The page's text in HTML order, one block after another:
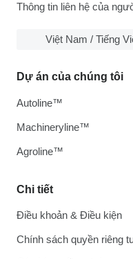
Thông tin liên hệ của
Việt Nam / Tiếng
Chi tiết
Điều khoản & Điều kiện
Chính sách quyền riêng
Dự án của chúng tôi
Autoline™
Machineryline™
Agroline™